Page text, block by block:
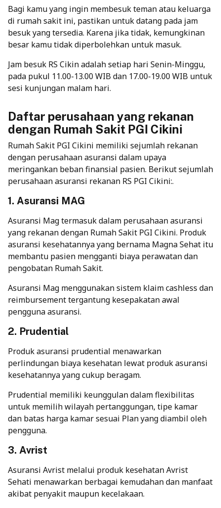
Bagi kamu yang ingin membesuk teman atau keluarga
di rumah sakit ini, pastikan untuk datang pada jam
besuk yang tersedia. Karena jika tidak, kemungkinan
besar kamu tidak diperbolehkan untuk masuk.
Jam besuk RS Cikin adalah setiap hari Senin-Minggu,
pada pukul 11.00-13.00 WIB dan 17.00-19.00 WIB untuk
sesi kunjungan malam hari.
Daftar perusahaan yang rekanan
dengan Rumah Sakit PGI Cikini
Rumah Sakit PGI Cikini memiliki sejumlah rekanan
dengan perusahaan asuransi dalam upaya
meringankan beban finansial pasien. Berikut sejumlah
perusahaan asuransi rekanan RS PGI Cikini:.
1. Asuransi MAG
Asuransi Mag termasuk dalam perusahaan asuransi
yang rekanan dengan Rumah Sakit PGI Cikini. Produk
asuransi kesehatannya yang bernama Magna Sehat itu
membantu pasien mengganti biaya perawatan dan
pengobatan Rumah Sakit.
Asuransi Mag menggunakan sistem klaim cashless dan
reimbursement tergantung kesepakatan awal
pengguna asuransi.
2. Prudential
Produk asuransi prudential menawarkan
perlindungan biaya kesehatan lewat produk asuransi
kesehatannya yang cukup beragam.
Prudential memiliki keunggulan dalam flexibilitas
untuk memilih wilayah pertanggungan, tipe kamar
dan batas harga kamar sesuai Plan yang diambil oleh
pengguna.
3. Avrist
Asuransi Avrist melalui produk kesehatan Avrist
Sehati menawarkan berbagai kemudahan dan manfaat
akibat penyakit maupun kecelakaan.